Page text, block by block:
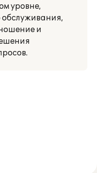
уровне,
обслуживания,
и